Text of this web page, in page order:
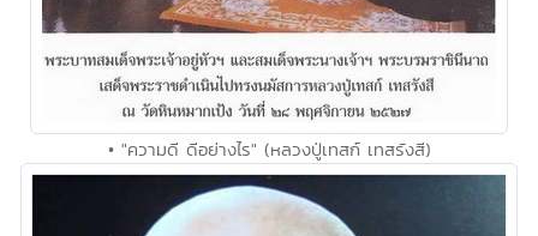
• "ความดี ดีอย่างไร" (หลวงปู่เทสก์ เทสรังสี)